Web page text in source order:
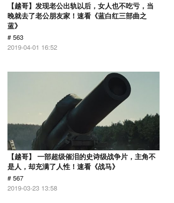
【越哥】发现老公出轨以后，女人也不吃亏，当
晚就去了老公朋友家！速看《蓝白红三部曲之
蓝》
# 563
2019-04-01 16:52
【越哥】 一部超级催泪的史诗级战争片，主角不
是人，却充满了人性！速看《战马》
# 567
2019-03-23 13:58